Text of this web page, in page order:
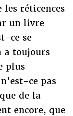
les réticences
un livre
ce se
a toujours
plus
ce pas
de la
encore, que